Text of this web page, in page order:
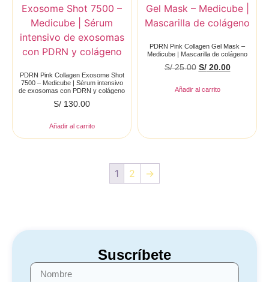
PDRN Pink Collagen Exosome Shot
7500 – Medicube | Sérum intensivo
de exosomas con PDRN y colágeno
S/ 130.00
Añadir al carrito
PDRN Pink Collagen Gel Mask –
Medicube | Mascarilla de colágeno
S/25.00 S/20.00
Añadir al carrito
1 2 →
Suscríbete